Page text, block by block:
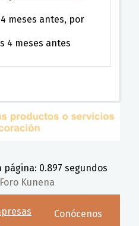
meses antes, por
4 meses antes
0.897 segundos
Foro Kunena
Conócenos